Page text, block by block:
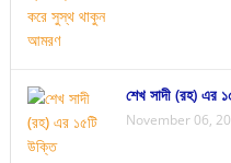
শেখ সাদী (রহ) এর
November 06,